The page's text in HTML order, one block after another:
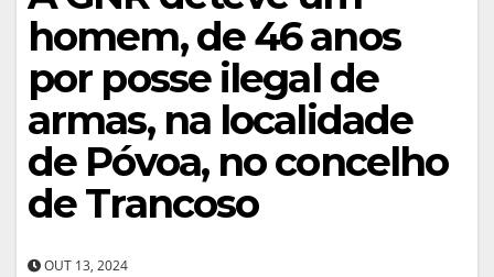
homem, de 46 anos
por posse ilegal de
armas, na localidade
de Póvoa, no concelho
de Trancoso
OUT 13, 2024